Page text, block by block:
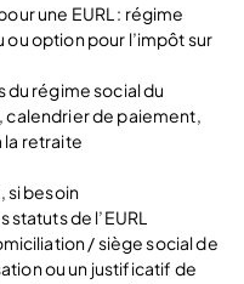
une EURL : régime
ou option pour l’impôt sur
régime social du
calendrier de paiement,
la retraite
si besoin
de l’EURL
/ siège social de
ou un justificatif de